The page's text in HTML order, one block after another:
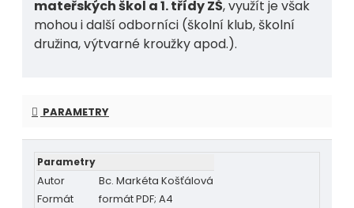
mateřských škol a 1. třídy ZŠ, využít je však
mohou i další odborníci (školní klub, školní
družina, výtvarné kroužky apod.).
PARAMETRY
Parametry
Autor
Bc. Markéta Košťálová
Formát
formát PDF; A4